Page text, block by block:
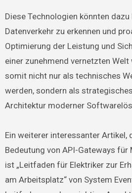
Diese Technologien könnten
Datenverkehr zu erkennen und
Optimierung der Leistung und
einer zunehmend vernetzten
somit nicht nur als technisches
werden, sondern als
Architektur moderner
Ein weiterer interessanter Artikel,
Bedeutung von API-Gateways
ist „Leitfaden für Elektriker zur
am Arbeitsplatz“ von System